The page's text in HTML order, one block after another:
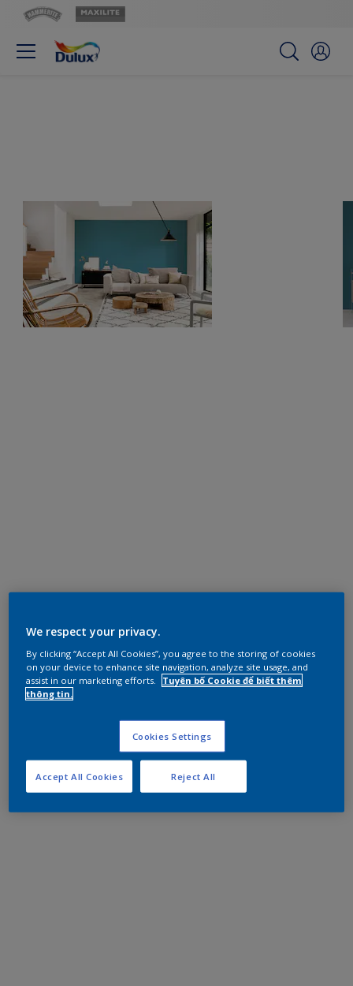
We respect your privacy.
By clicking “Accept All Cookies”, you agree to the storing of cookies
on your device to enhance site navigation, analyze site usage, and
assist in our marketing efforts.
Tuyên bố Cookie để biết thêm
thông tin.
Cookies Settings
Reject All
Accept All Cookies